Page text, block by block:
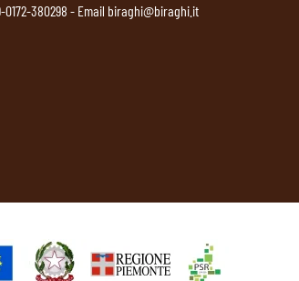
380298 - Email biraghi@biraghi.it